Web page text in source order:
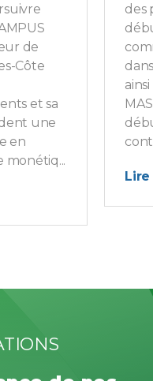
de
Côte
et sa
une
en
des
Lire